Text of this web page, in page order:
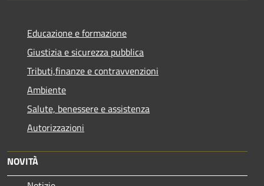
Educazione e formazione
Giustizia e sicurezza pubblica
Tributi,finanze e contravvenzioni
Ambiente
Salute, benessere e assistenza
Autorizzazioni
NOVITÀ